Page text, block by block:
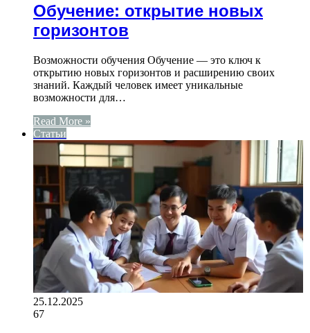
Обучение: открытие новых
горизонтов
Возможности обучения Обучение — это ключ к
открытию новых горизонтов и расширению своих
знаний. Каждый человек имеет уникальные
возможности для…
Read More »
Статьи
25.12.2025
67